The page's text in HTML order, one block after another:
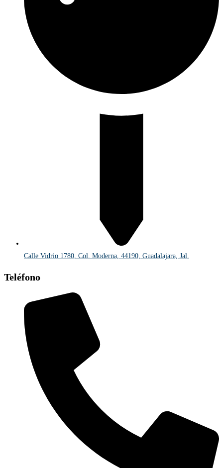
Calle Vidrio 1780, Col. Moderna, 44190, Guadalajara, Jal.
Teléfono